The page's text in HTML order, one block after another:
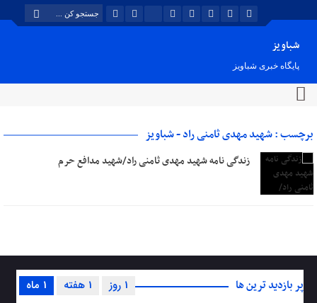
شباویز
پایگاه خبری شباویز
برچسب : شهید مهدی ثامنی راد - شباویز
زندگی نامه شهید مهدی ثامنی راد/شهید مدافع حرم
پر بازدید ترین ها 1 ماه 1 هفته 1 روز